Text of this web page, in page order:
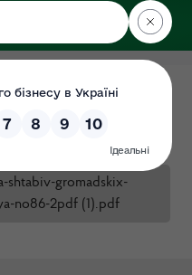
shtabiv-gromadskix-
no86-2pdf (1).pdf